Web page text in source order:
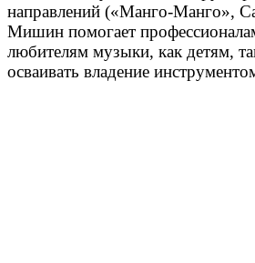
направлений («Манго-Манго»,
Мишин помогает
любителям музыки, как детям,
осваивать владение